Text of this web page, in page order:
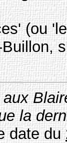
(ou
la
date du